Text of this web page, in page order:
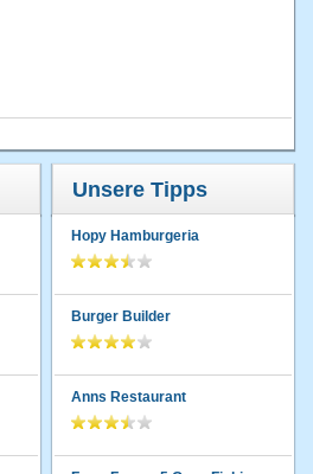
Unsere Tipps
Hopy Hamburgeria
Burger Builder
Anns Restaurant